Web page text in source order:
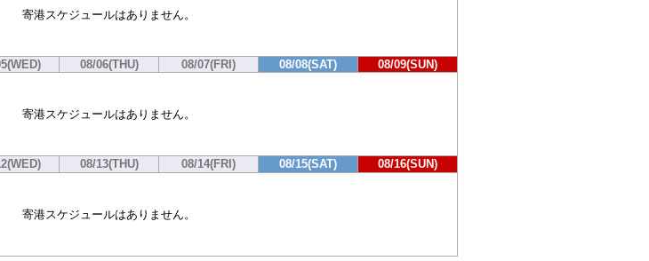
寄港スケジュールはありません。
08/06(THU) 08/07(FRI) 08/08(SAT) 08/09(SUN)
寄港スケジュールはありません。
08/13(THU) 08/14(FRI) 08/15(SAT) 08/16(SUN)
寄港スケジュールはありません。